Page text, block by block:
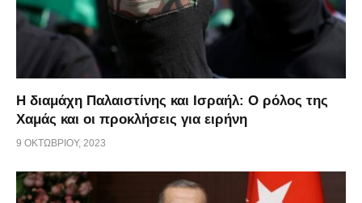
Η διαμάχη Παλαιστίνης και Ισραήλ: Ο ρόλος της
Χαμάς και οι προκλήσεις για ειρήνη
9 ΟΚΤΩΒΡΊΟΥ, 2023